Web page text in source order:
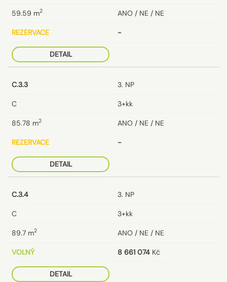
59.59 m2 ANO / NE / NE
REZERVACE -
DETAIL
C.3.3 3. NP
C 3+kk
85.78 m2 ANO / NE / NE
REZERVACE -
DETAIL
C.3.4 3. NP
C 3+kk
89.7 m2 ANO / NE / NE
VOLNÝ 8 661 074 Kč
DETAIL